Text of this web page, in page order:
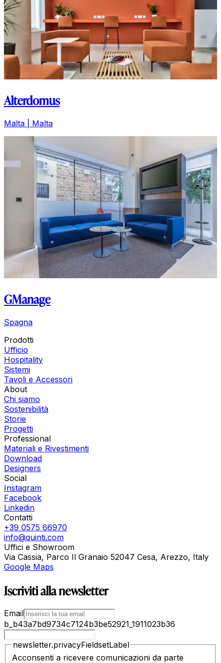
Alterdomus
Malta | Malta
GManage
Spagna
Prodotti
Ufficio
Hospitality
Sistemi
Tavoli e Accessori
About
Chi siamo
Sostenibilità
Storie
Progetti
Professional
Materiali e Rivestimenti
Download
Designers
Social
Instagram
Facebook
Linkedin
Contatti
+39 0575 66970
info@quinti.com
Uffici e Showroom
Via Cassia, Parco Il Granaio 52047 Cesa, Arezzo, Italy
Google Maps
Iscriviti alla newsletter
Email
b_b43a7bd9734c7124b3be52921_1911023b36
newsletter.privacyFieldsetLabel
Acconsenti a ricevere comunicazioni da parte